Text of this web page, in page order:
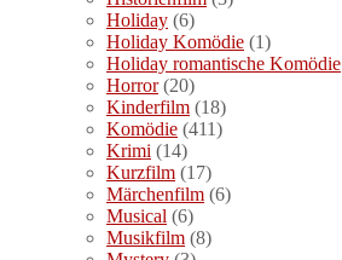
Holiday (6)
Holiday Komödie (1)
Holiday romantische Komödie
Horror(20)
Kinderfilm (18)
Komödie (411)
Krimi (14)
Kurzfilm (17)
Märchenfilm (6)
Musical (6)
Musikfilm (8)